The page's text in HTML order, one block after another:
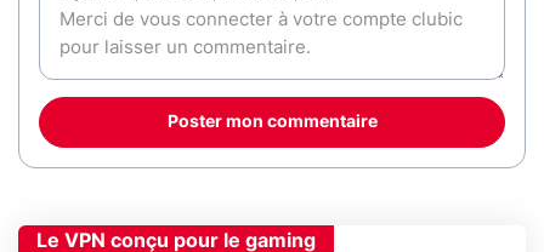
Poster mon commentaire
Le VPN conçu pour le gaming